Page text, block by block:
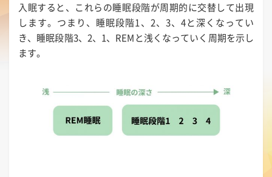
入眠すると、これらの睡眠段階が周期的に交替して出現
します。つまり、睡眠段階1、2、3、4と深くなってい
き、睡眠段階3、2、1、REMと浅くなっていく周期を示し
ます。